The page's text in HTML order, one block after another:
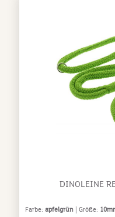
Produkt, der verspielt
was die Leine auch
gemacht hat. "Was
sympathischen Dino“.
produzieren und
alle Produkte werden
ein besonderes
Spazieren gehen,
DINOLEINE
Farbe: apfelgrün | Größe: